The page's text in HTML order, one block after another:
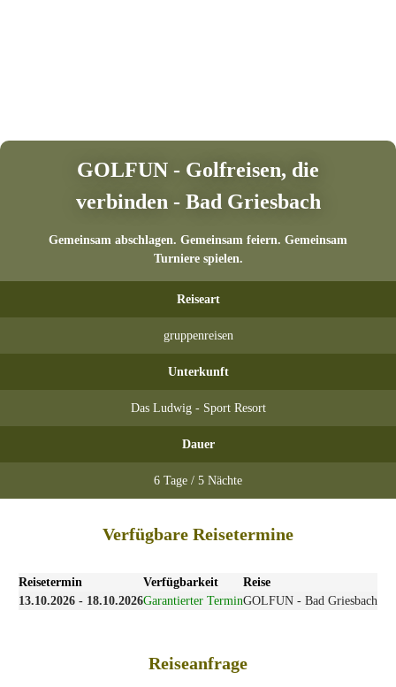
GOLFUN - Golfreisen, die
verbinden - Bad Griesbach
Gemeinsam abschlagen. Gemeinsam feiern. Gemeinsam
Turniere spielen.
Reiseart
gruppenreisen
Unterkunft
Das Ludwig - Sport Resort
Dauer
6 Tage / 5 Nächte
Verfügbare Reisetermine
Reisetermin Verfügbarkeit
Reise
13.10.2026 - 18.10.2026Garantierter TerminGOLFUN - Bad Griesbach
Reiseanfrage